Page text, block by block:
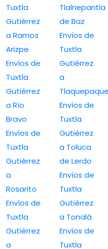
Tuxtla
Gutiérrez
a Ramos
Arizpe
Envíos de
Tuxtla
Gutiérrez
a Río
Bravo
Envíos de
Tuxtla
Gutiérrez
a
Rosarito
Envíos de
Tuxtla
Gutiérrez
a
Tlalnepantla
de Baz
Envíos de
Tuxtla
Gutiérrez
a
Envíos de
Tuxtla
Gutiérrez
a Toluca
de Lerdo
Envíos de
Tuxtla
Gutiérrez
a Tonalá
Envíos de
Tuxtla